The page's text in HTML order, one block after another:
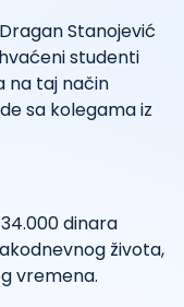
Stanojević
studenti
na taj način
sa kolegama iz
dinara
života,
vremena.